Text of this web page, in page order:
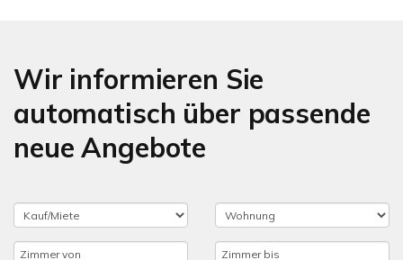
Wir informieren Sie
automatisch über passende
neue Angebote